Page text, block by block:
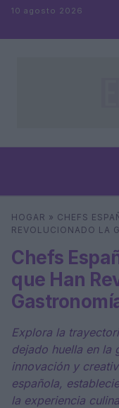
Saltar al contenido
10 agosto 2026
Buscar
HOGAR » CHEFS
REVOLUCIONADO LA
Chefs
que Han
Explora la
dejado huella en la
innovación y
española,
la experiencia